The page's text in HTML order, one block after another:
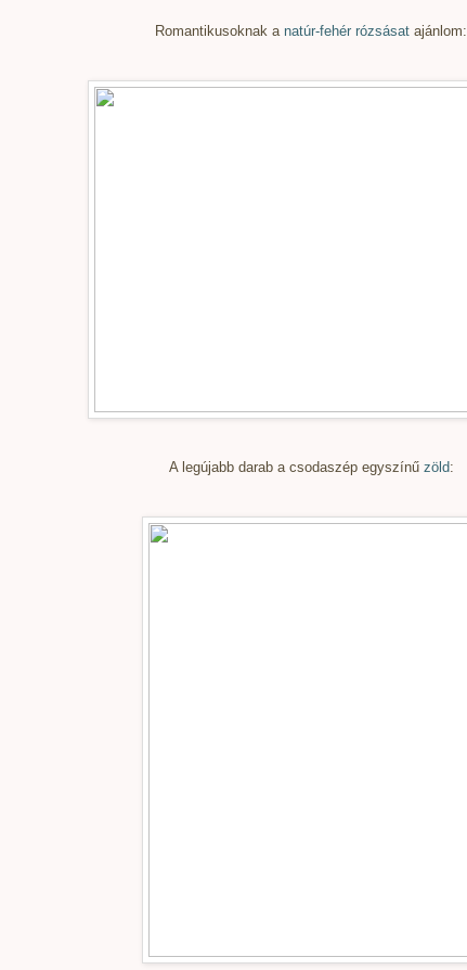
Romantikusoknak anatúr-fehér rózsásat ajánlom:
A legújabb darab a csodaszép egyszínűzöld: